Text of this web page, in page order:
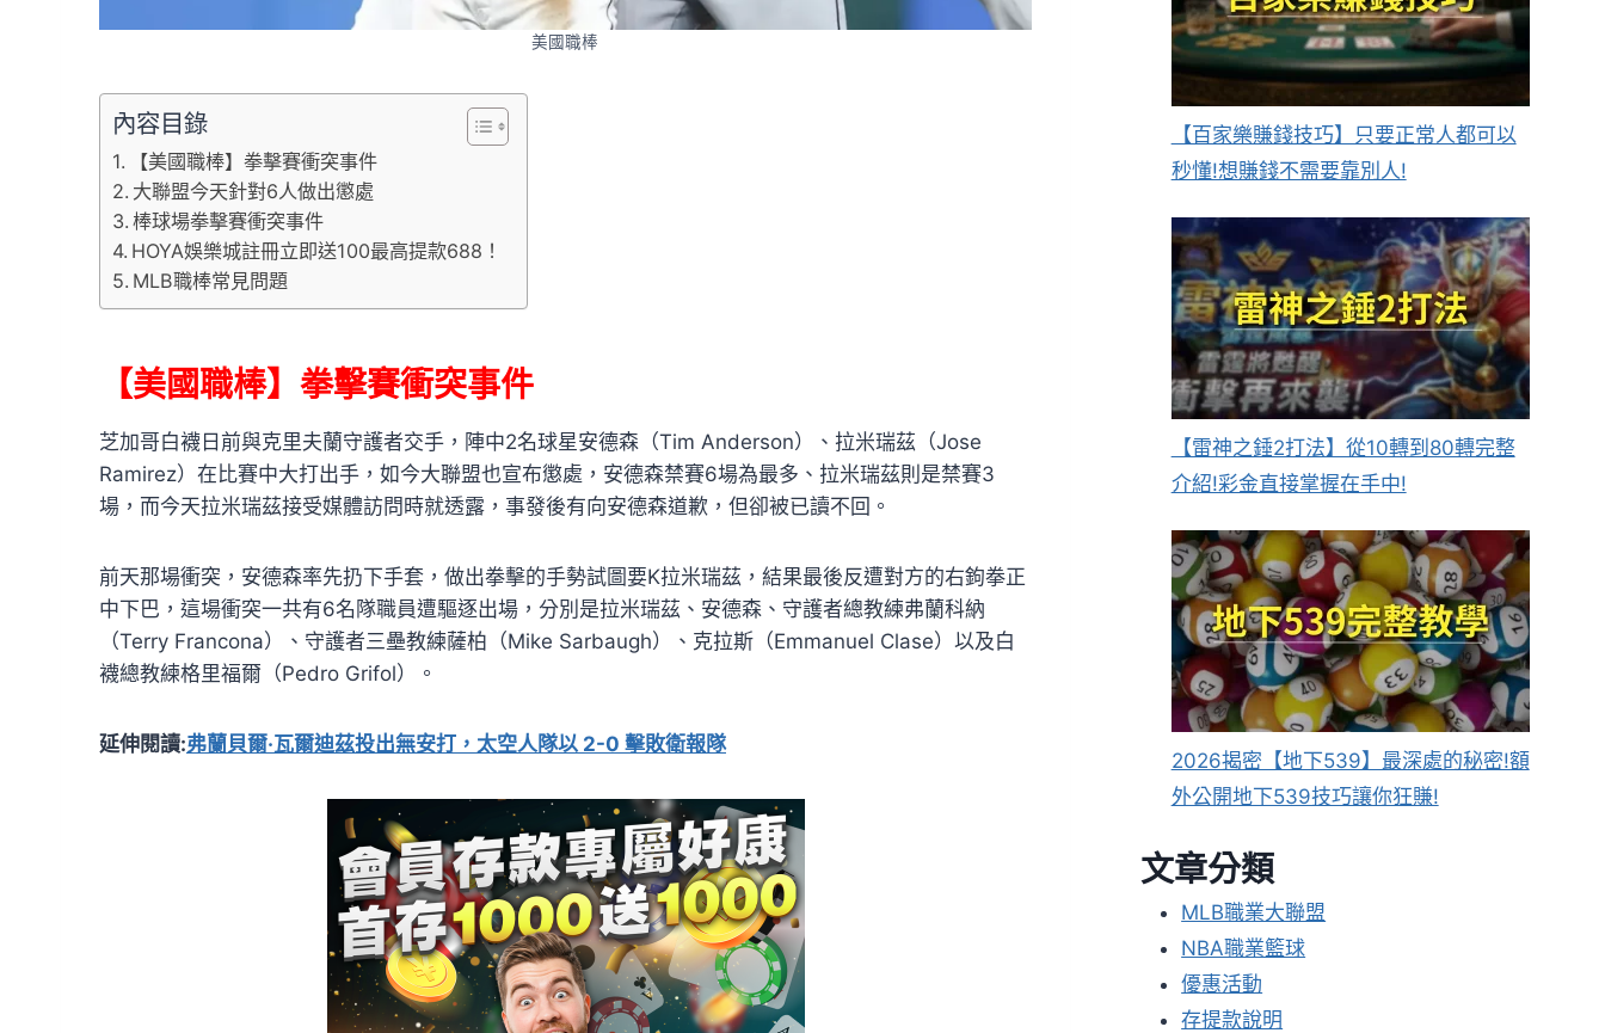
美國職棒
內容目錄
【美國職棒】拳擊賽衝突事件
大聯盟今天針對6人做出懲處
棒球場拳擊賽衝突事件
HOYA娛樂城註冊立即送100最高提款688！
MLB職棒常見問題
【美國職棒】拳擊賽衝突事件
芝加哥白襪日前與克里夫蘭守護者交手，陣中2名球星安德森（Tim Anderson）、拉米瑞茲（Jose
Ramirez）在比賽中大打出手，如今大聯盟也宣布懲處，安德森禁賽6場為最多、拉米瑞茲則是禁賽3
場，而今天拉米瑞茲接受媒體訪問時就透露，事發後有向安德森道歉，但卻被已讀不回。
前天那場衝突，安德森率先扔下手套，做出拳擊的手勢試圖要K拉米瑞茲，結果最後反遭對方的右鉤拳正
中下巴，這場衝突一共有6名隊職員遭驅逐出場，分別是拉米瑞茲、安德森、守護者總教練弗蘭科納
（Terry Francona）、守護者三壘教練薩柏（Mike Sarbaugh）、克拉斯（Emmanuel Clase）以及白
襪總教練格里福爾（Pedro Grifol）。
延伸閱讀:弗蘭貝爾·瓦爾迪茲投出無安打，太空人隊以 2-0 擊敗衛報隊
【百家樂賺錢技巧】只要正常人都可以
秒懂!想賺錢不需要靠別人!
【雷神之錘2打法】從10轉到80轉完整
介紹!彩金直接掌握在手中!
2026揭密【地下539】最深處的秘密!額
外公開地下539技巧讓你狂賺!
文章分類
MLB職業大聯盟
NBA職業籃球
優惠活動
存提款說明